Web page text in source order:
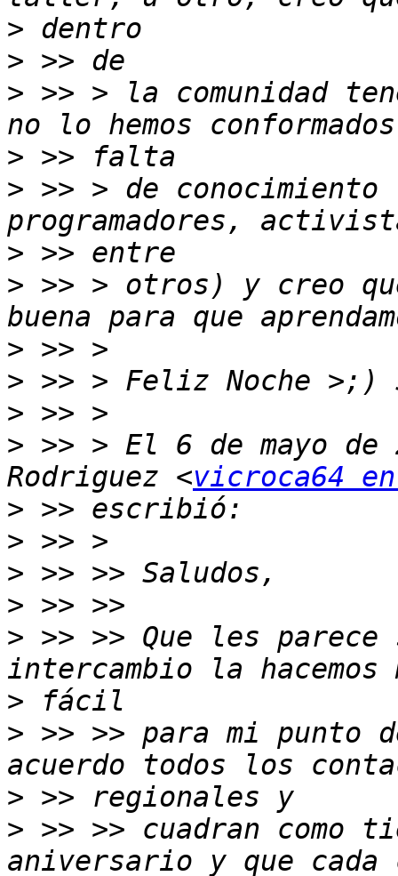
>
>
> >> > la comunidad
>
> >> > de
>
> >> > otros) y creo
>
>
>
> >> > El 6 de mayo
Rodriguez <vicroca64
>
>
>
>
> >> >> Que les
>
> >> >> para mi punto
>
> >> >> cuadran como